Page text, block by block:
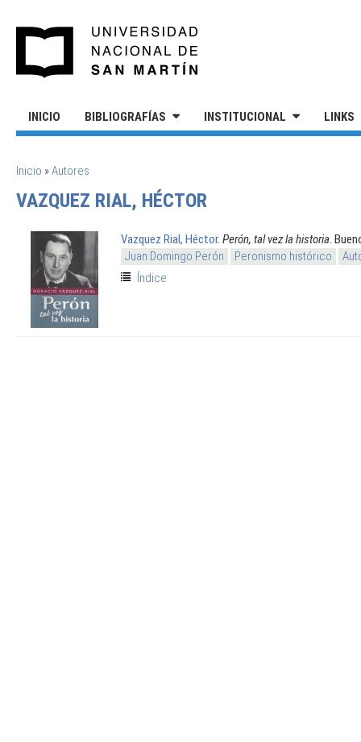
INICIO BIBLIOGRAFÍAS INSTITUCIONAL LINKS
SE ENCUENTRA USTED AQUÍ
Inicio »Autores
VAZQUEZ RIAL, HÉCTOR
Vazquez Rial, Héctor. Perón, tal vez la historia .
Juan Domingo Perón
Peronismo histórico
Índice